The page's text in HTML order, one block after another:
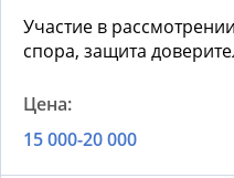
Участие в
спора, защита
15 000-20 000